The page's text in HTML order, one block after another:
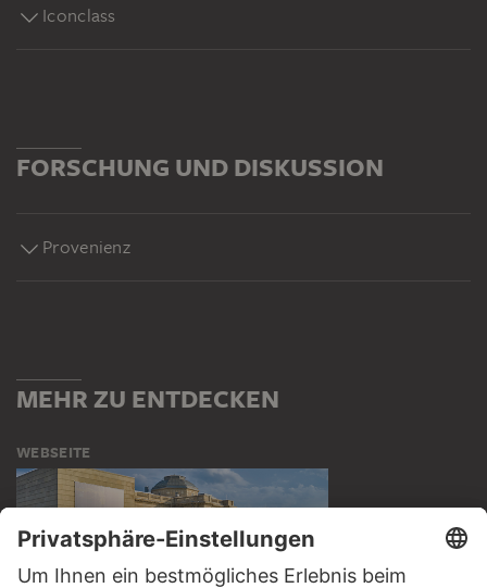
Iconclass
FORSCHUNG UND DISKUSSION
Provenienz
MEHR ZU ENTDECKEN
WEBSEITE